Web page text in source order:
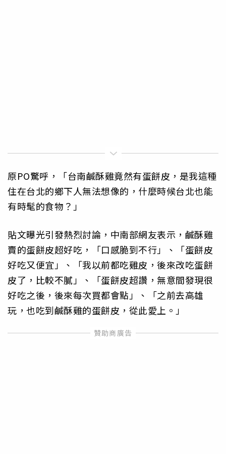
原PO驚呼，「台南鹹酥雞竟然有蛋餅皮，是我這種
住在台北的鄉下人無法想像的，什麼時候台北也能
有時髦的食物？」
貼文曝光引發熱烈討論，中南部網友表示，鹹酥雞
賣的蛋餅皮超好吃，「口感脆到不行」、「蛋餅皮
好吃又便宜」、「我以前都吃雞皮，後來改吃蛋餅
皮了，比較不膩」、「蛋餅皮超讚，無意間發現很
好吃之後，後來每次買都會點」、「之前去高雄
玩，也吃到鹹酥雞的蛋餅皮，從此愛上。」